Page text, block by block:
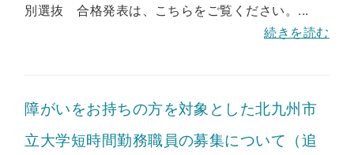
別選抜 合格発表は、こちらをご覧ください。...
続きを読む
障がいをお持ちの方を対象とした北九州市
立大学短時間勤務職員の募集について（追